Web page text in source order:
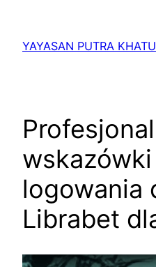
konten
YAYASAN PUTRA
logowania
Librabet